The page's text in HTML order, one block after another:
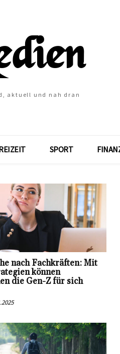
aktuell und nah dran
SPORT
nach Fachkräften: Mit
können
die Gen-Z für sich